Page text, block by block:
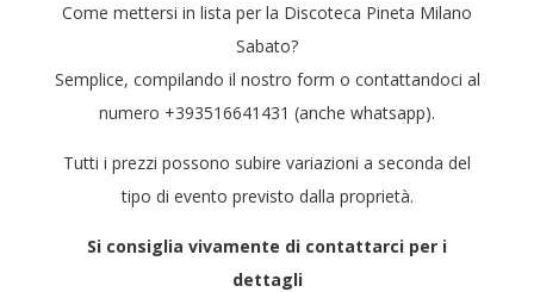
Come mettersi in lista per la Discoteca Pineta Milano
Sabato?
Semplice, compilando il nostro form o contattandoci al
numero +393516641431 (anche whatsapp).
Tutti i prezzi possono subire variazioni a seconda del
tipo di evento previsto dalla proprietà.
Si consiglia vivamente di contattarci per i
dettagli